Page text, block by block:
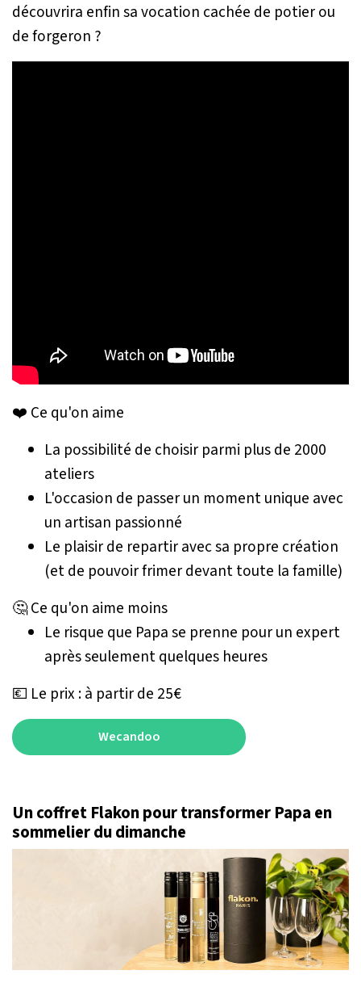
découvrira enfin sa vocation cachée de potier ou
de forgeron ?
❤️ Ce qu'on aime
La possibilité de choisir parmi plus de 2000
ateliers
L'occasion de passer un moment unique avec
un artisan passionné
Le plaisir de repartir avec sa propre création
(et de pouvoir frimer devant toute la famille)
🤔 Ce qu'on aime moins
Le risque que Papa se prenne pour un expert
après seulement quelques heures
💶 Le prix : à partir de 25€
Wecandoo
Un coffret Flakon pour transformer Papa en
sommelier du dimanche